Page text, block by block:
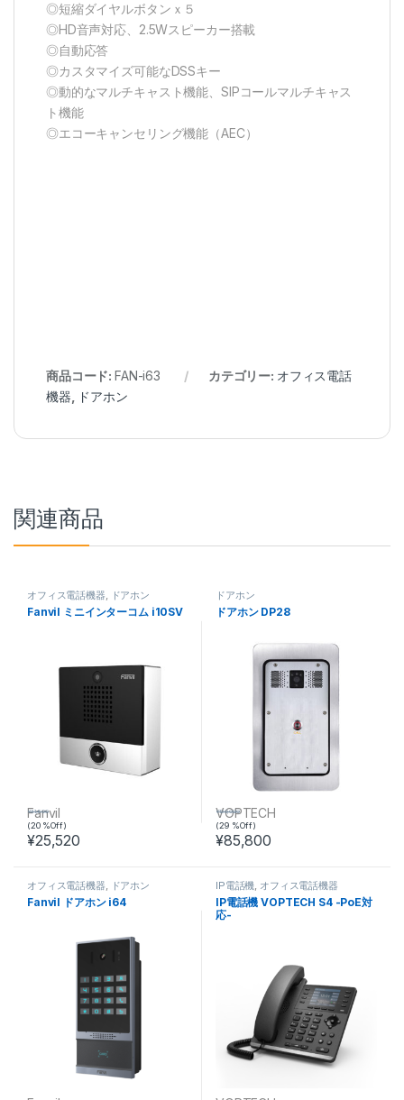
◎短縮ダイヤルボタンｘ５
◎HD音声対応、2.5Wスピーカー搭載
◎自動応答
◎カスタマイズ可能なDSSキー
◎動的なマルチキャスト機能、SIPコールマルチキャス
ト機能
◎エコーキャンセリング機能（AEC）
商品コード:FAN-i63 カテゴリー: オフィス電話
機器, ドアホン
関連商品
オフィス電話機器, ドアホン
Fanvil ミニインターコム i10SV
Fanvil
¥31,900
(20 %Off)
¥25,520
ドアホン
ドアホン DP28
VOPTECH
¥120,000
(29 %Off)
¥85,800
オフィス電話機器, ドアホン
Fanvil ドアホン i64
IP電話機, オフィス電話機器
IP電話機 VOPTECH S4 -PoE対
応-